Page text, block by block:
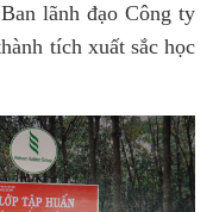
lãnh đạo Công ty
tích xuất sắc học